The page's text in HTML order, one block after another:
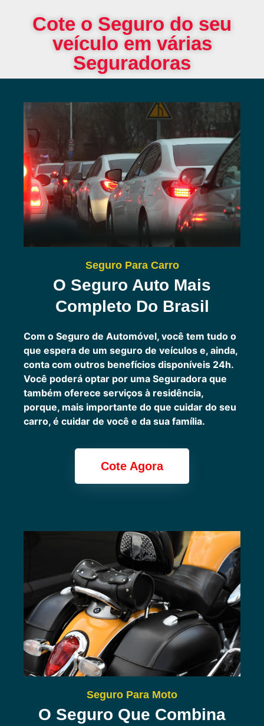
Cote o Seguro do seu
veículo em várias
Seguradoras
Seguro Para Carro
O Seguro Auto Mais
Completo Do Brasil
Com o Seguro de Automóvel, você tem tudo o
que espera de um seguro de veículos e, ainda,
conta com outros benefícios disponíveis 24h.
Você poderá optar por uma Seguradora que
também oferece serviços à residência,
porque, mais importante do que cuidar do seu
carro, é cuidar de você e da sua família.
Cote Agora
Seguro Para Moto
O Seguro Que Combina